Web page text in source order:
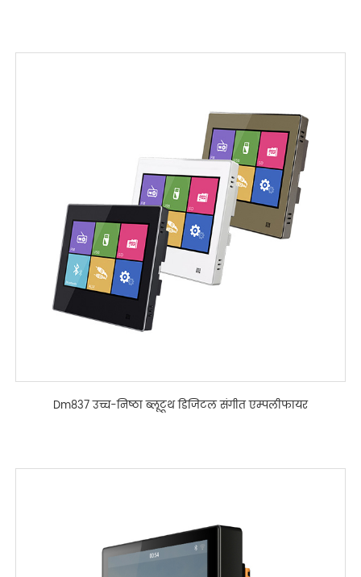
Dm837 उच्च-निष्ठा ब्लूटूथ डिजिटल संगीत एम्पलीफायर